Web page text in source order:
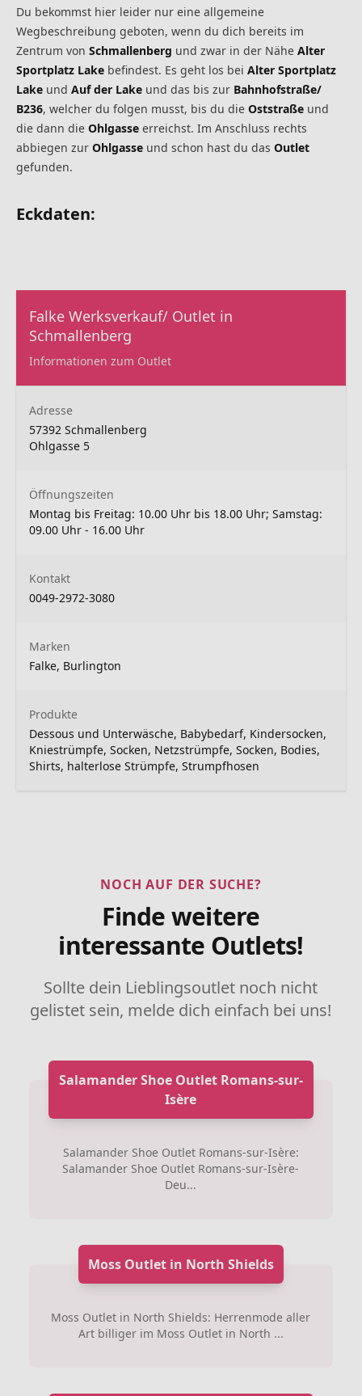
Du bekommst hier leider nur eine allgemeine
Wegbeschreibung geboten, wenn du dich bereits im
Zentrum von Schmallenberg und zwar in der Nähe Alter
Sportplatz Lake befindest. Es geht los bei Alter Sportplatz
Lake und Auf der Lake und das bis zur Bahnhofstraße/
B236, welcher du folgen musst, bis du die Oststraße und
die dann die Ohlgasse erreichst. Im Anschluss rechts
abbiegen zur Ohlgasse und schon hast du das Outlet
gefunden.
Eckdaten:
Falke Werksverkauf/ Outlet in
Schmallenberg
Informationen zum Outlet
Adresse
57392 Schmallenberg
Ohlgasse 5
Öffnungszeiten
Montag bis Freitag: 10.00 Uhr bis 18.00 Uhr; Samstag:
09.00 Uhr - 16.00 Uhr
Kontakt
0049-2972-3080
Marken
Falke, Burlington
Produkte
Dessous und Unterwäsche, Babybedarf, Kindersocken,
Kniestrümpfe, Socken, Netzstrümpfe, Socken, Bodies,
Shirts, halterlose Strümpfe, Strumpfhosen
NOCH AUF DER SUCHE?
Finde weitere
interessante Outlets!
Sollte dein Lieblingsoutlet noch nicht
gelistet sein, melde dich einfach bei uns!
Salamander Shoe Outlet Romans-sur-
Isère
Salamander Shoe Outlet Romans-sur-Isère:
Salamander Shoe Outlet Romans-sur-Isère-
Deu...
Moss Outlet in North Shields
Moss Outlet in North Shields: Herrenmode aller
Art billiger im Moss Outlet in North ...